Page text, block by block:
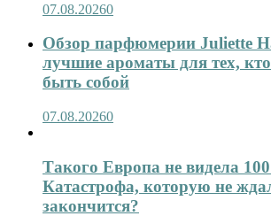
07.08.20260
Обзор парфюмерии Juliette
лучшие ароматы для тех, кто
быть собой
07.08.20260
Такого Европа не видела 100
Катастрофа, которую не
закончится?